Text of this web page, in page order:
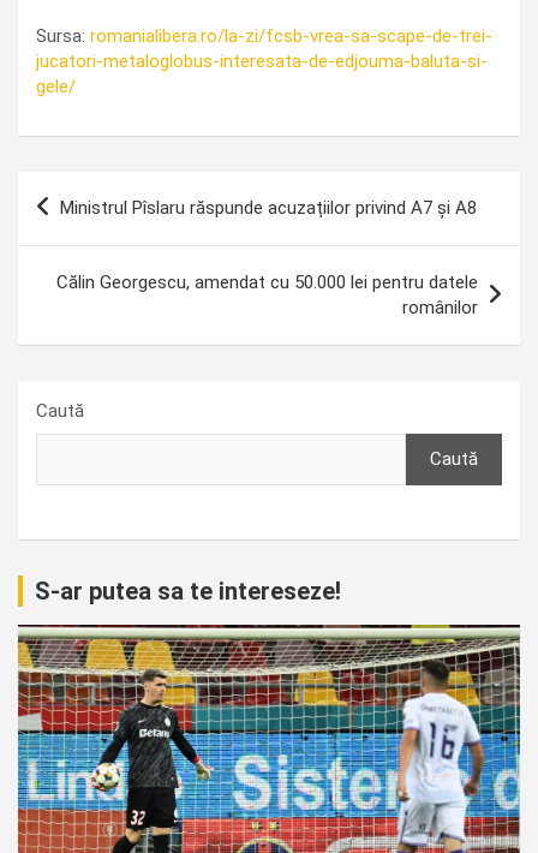
Sursa: romanialibera.ro/la-zi/fcsb-vrea-sa-scape-de-trei-
jucatori-metaloglobus-interesata-de-edjouma-baluta-si-
gele/
Navigare
Ministrul Pîslaru răspunde acuzațiilor privind A7 și A8
Călin Georgescu, amendat cu 50.000 lei pentru datele
românilor
Caută
Caută
S-ar putea sa te intereseze!